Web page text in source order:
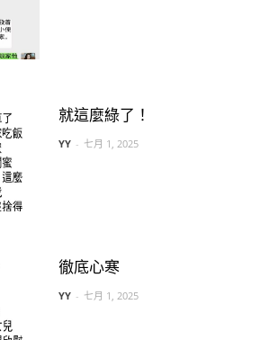
就這麼綠了！
YY - 七月 1, 2025
徹底心寒
YY - 七月 1, 2025